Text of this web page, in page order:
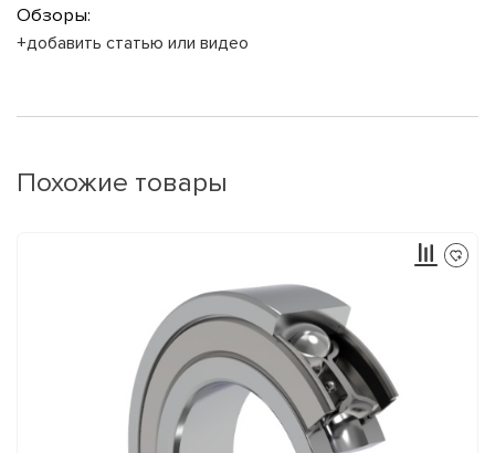
Обзоры:
+добавить статью или видео
Похожие товары